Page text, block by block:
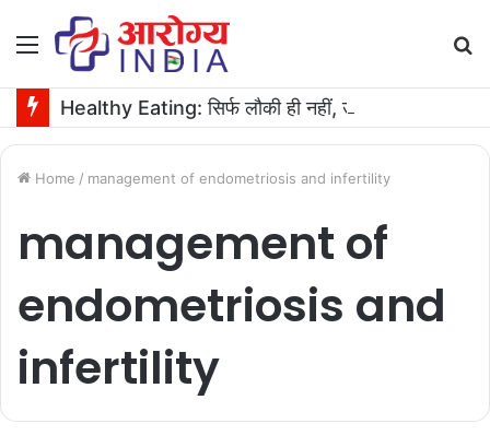
Menu
Home / management of endometriosis and infertility
management of
endometriosis and
infertility